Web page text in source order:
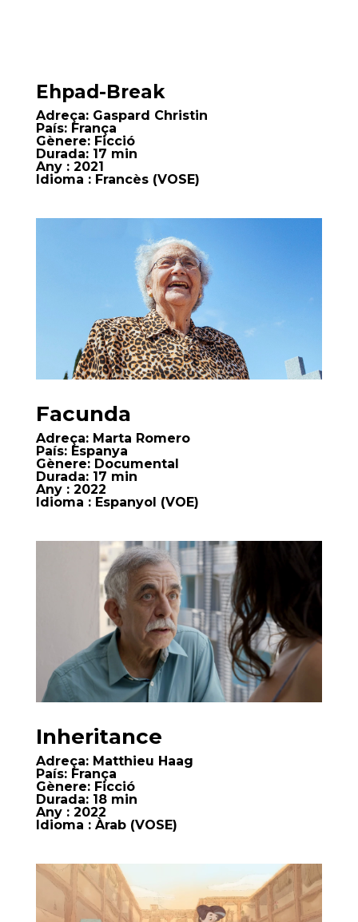
Ehpad-Break
Adreça:Gaspard Christin
País:França
Gènere:Ficció
Durada:17 min
Any: 2021
Idioma : Francès (VOSE)
Facunda
Adreça:Marta Romero
País:Espanya
Gènere:Documental
Durada:17 min
Any: 2022
Idioma : Espanyol (VOE)
Inheritance
Adreça:Matthieu Haag
País:França
Gènere:Ficció
Durada:18 min
Any: 2022
Idioma : Àrab (VOSE)